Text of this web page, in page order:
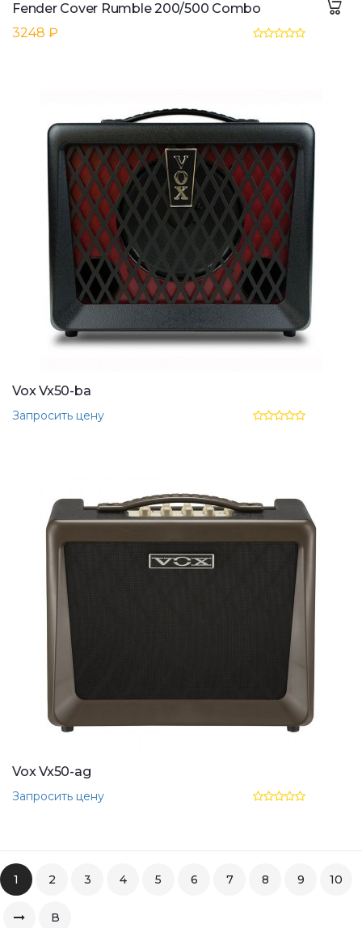
Fender Cover Rumble 200/500 Combo
3248 ₽
Vox Vx50-ba
Запросить цену
Vox Vx50-ag
Запросить цену
1 2 3 4 5 6 7 8 9 10
В